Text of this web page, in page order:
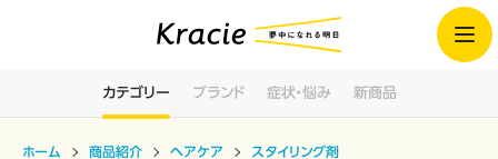
カテゴリー ブランド 症状・悩み 新商品
ホーム 商品紹介 ヘアケア スタイリング剤